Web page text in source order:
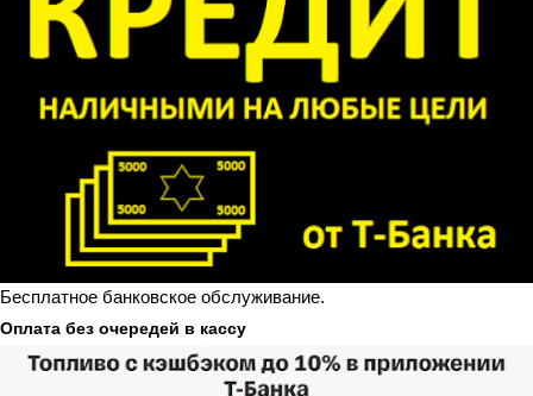
Бесплатное банковское обслуживание.
Оплата без очередей в кассу